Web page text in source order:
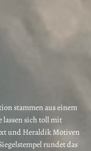
stammen aus einem
lassen sich toll mit
und Heraldik Motiven
rundet das